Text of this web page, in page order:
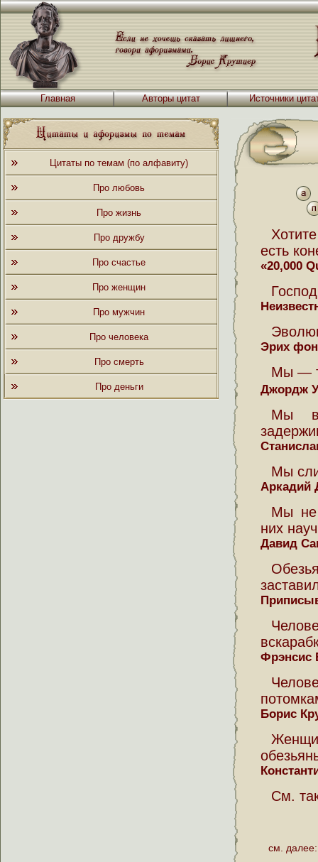
Главная Авторы цитат Источники
Цитаты по темам (по алфавиту)
Про любовь
Про жизнь
Про дружбу
Про счастье
Про женщин
Про мужчин
Про человека
Про смерть
Про деньги
есть
«20,000
Эрих
Мы —
Джордж
Мы
Мы
Аркадий
Мы не
них
Давид
Фрэнсис
Борис
См.
см. далее: